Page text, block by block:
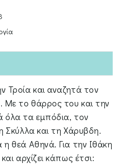
Τροία και αναζητά τον
Με το θάρρος του και την
όλα τα εμπόδια, τον
Σκύλλα και τη Χάρυβδη.
θεά Αθηνά. Για την Ιθάκη
αρχίζει κάπως έτσι: